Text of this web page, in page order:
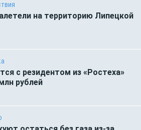
на территорию Липецкой
с резидентом из «Ростеха»
рублей